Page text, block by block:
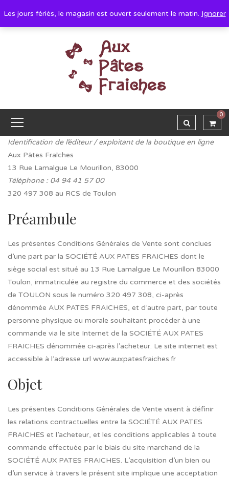
Les jours fériés, le magasin est ouvert seulement le matin. Ignorer
0
Identification de l’éditeur / exploitant de la boutique en ligne
Aux Pâtes Fraîches
13 Rue Lamalgue Le Mourillon, 83000
Téléphone : 04 94 41 57 00
320 497 308 au RCS de Toulon
Préambule
Les présentes Conditions Générales de Vente sont conclues
d’une part par la SOCIÉTÉ AUX PATES FRAICHES dont le
siège social est situé au 13 Rue Lamalgue Le Mourillon 83000
Toulon, immatriculée au registre du commerce et des sociétés
de TOULON sous le numéro 320 497 308, ci-après
dénommée AUX PATES FRAICHES, et d’autre part, par toute
personne physique ou morale souhaitant procéder à une
commande via le site Internet de la SOCIÉTÉ AUX PATES
FRAICHES dénommée ci-après l’acheteur. Le site internet est
accessible à l’adresse url www.auxpatesfraiches.fr
Objet
Les présentes Conditions Générales de Vente visent à définir
les relations contractuelles entre la SOCIÉTÉ AUX PATES
FRAICHES et l’acheteur, et les conditions applicables à toute
commande effectuée par le biais du site marchand de la
SOCIÉTÉ AUX PATES FRAICHES. L’acquisition d’un bien ou
d’un service à travers le présent site implique une acceptation